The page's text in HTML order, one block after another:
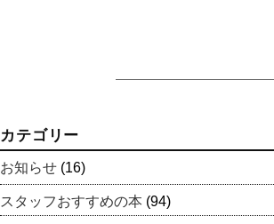
カテゴリー
お知らせ (16)
スタッフおすすめの本 (94)